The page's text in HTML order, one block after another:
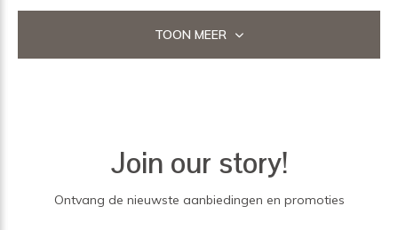
TOON MEER
Join our story!
Ontvang de nieuwste aanbiedingen en promoties